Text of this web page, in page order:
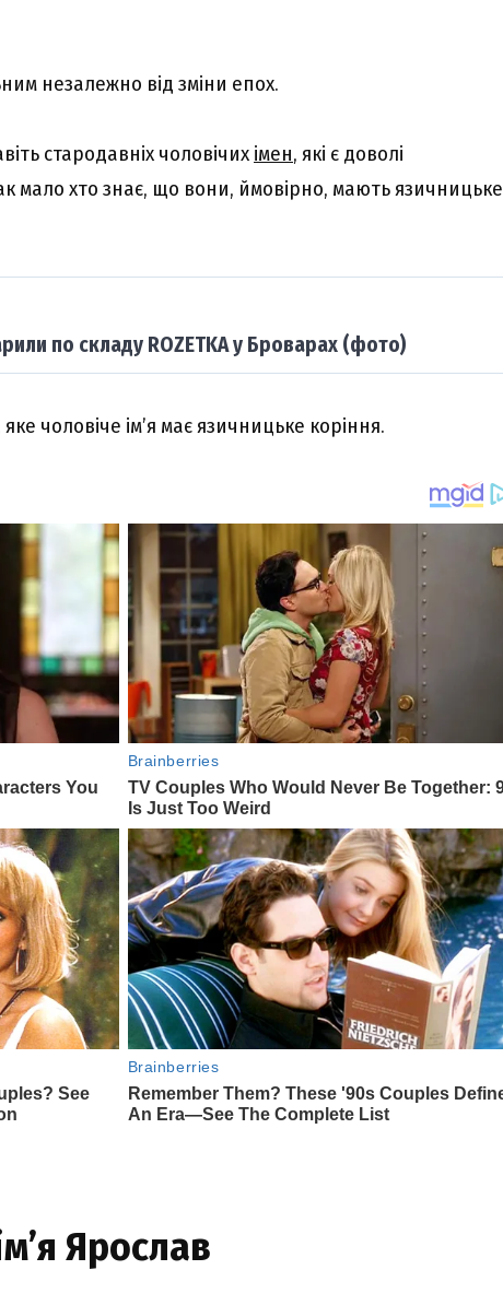
незалежно від зміни епох.
стародавніх чоловічих імен, які є доволі
мало хто знає, що вони, ймовірно, мають язичницьке
по складу ROZETKA у Броварах (фото)
чоловіче ім’я має язичницьке коріння.
Ярослав